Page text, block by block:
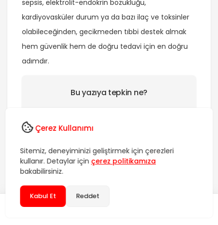
sepsis, elektrolit-endokrin bozukluğu,
kardiyovasküler durum ya da bazı ilaç ve toksinler
olabileceğinden, gecikmeden tıbbi destek almak
hem güvenlik hem de doğru tedavi için en doğru
adımdır.
Bu yazıya tepkin ne?
Beğendim Sevdim Komik Vay Be
Üzücü
Çerez Kullanımı
Sitemiz, deneyiminizi geliştirmek için çerezleri
kullanır. Detaylar için çerez politikamıza
bakabilirsiniz.
Kabul Et Reddet